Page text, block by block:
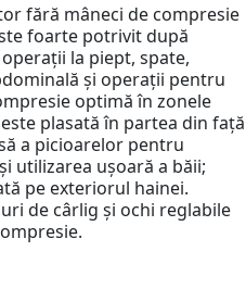
fără mâneci de compresie
foarte potrivit după
la piept, spate,
și operații pentru
optimă în zonele
plasată în partea din față
a picioarelor pentru
utilizarea ușoară a băii;
pe exteriorul hainei.
de cârlig și ochi reglabile